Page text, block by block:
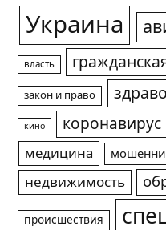
Украина
власть
закон и право
кино коронавирус
медицина
недвижимость
происшествия